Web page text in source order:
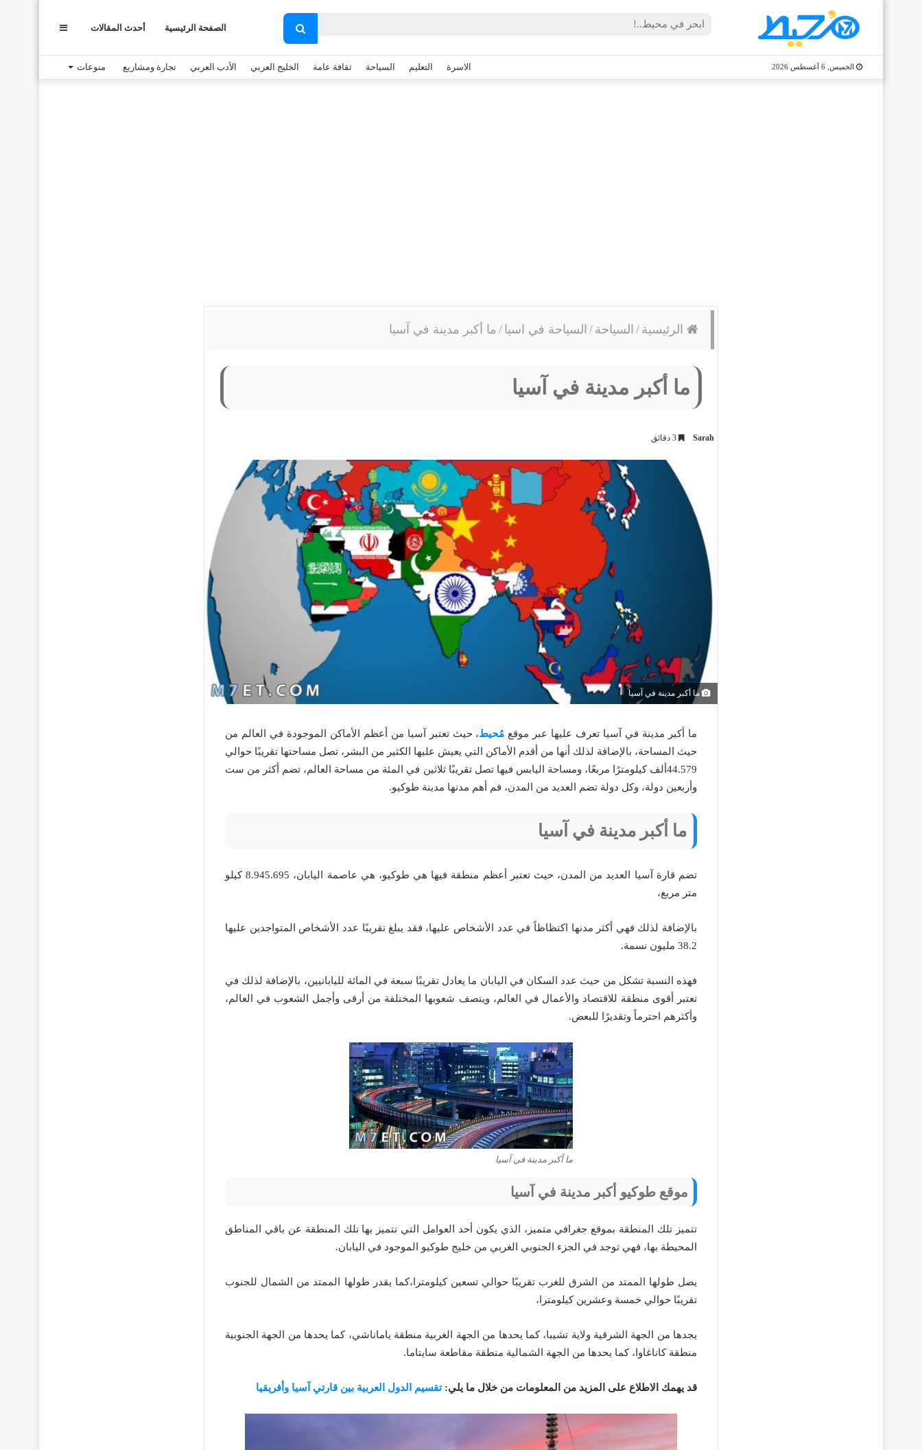
بحث
عن
الصفحة الرئيسية أحدث المقالات
الخميس, 6 أغسطس 2026 الاسرة التعليم السياحة ثقافة عامة الخليج العربي الأدب العربي تجارة ومشاريع منوعات
الرئيسية / السياحة / السياحة في اسيا / ما أكبر مدينة في آسيا
ما أكبر مدينة في آسيا
Sarah
ما أكبر مدينة في آسيا
ما أكبر مدينة في آسيا تعرف عليها عبر موقع مُحيط، حيث تعتبر آسيا من أعظم الأماكن الموجودة في العالم من
حيث المساحة، بالإضافة لذلك أنها من أقدم الأماكن التي يعيش عليها الكثير من البشر، تصل مساحتها تقريبًا حوالي
44.579ألف كيلومترًا مربعًا، ومساحة اليابس فيها تصل تقريبًا ثلاثين في المئة من مساحة العالم، تضم أكثر من ست
وأربعين دولة، وكل دولة تضم العديد من المدن، فم أهم مدنها مدينة طوكيو.
ما أكبر مدينة في آسيا
تضم قارة آسيا العديد من المدن، حيث تعتبر أعظم منطقة فيها هي طوكيو، هي عاصمة اليابان، 8.945.695 كيلو
متر مربع،
بالإضافة لذلك فهي أكثر مدنها اكتظاظاً في عدد الأشخاص عليها، فقد يبلغ تقريبًا عدد الأشخاص المتواجدين عليها
38.2 مليون نسمة.
فهذه النسبة تشكل من حيث عدد السكان في اليابان ما يعادل تقريبًا سبعة في المائة لليابانيين، بالإضافة لذلك في
تعتبر أقوى منطقة للاقتصاد والأعمال في العالم، ويتصف شعوبها المختلفة من أرقى وأجمل الشعوب في العالم،
وأكثرهم احترماً وتقديرًا للبعض.
ما أكبر مدينة في آسيا
موقع طوكيو أكبر مدينة في آسيا
تتميز تلك المنطقة بموقع جغرافي متميز، الذي يكون أحد العوامل التي تتميز بها تلك المنطقة عن باقي المناطق
المحيطة بها، فهي توجد في الجزء الجنوبي الغربي من خليج طوكيو الموجود في اليابان.
يصل طولها الممتد من الشرق للغرب تقريبًا حوالي تسعين كيلومترا،كما يقدر طولها الممتد من الشمال للجنوب
تقريبًا حوالي خمسة وعشرين كيلومترا،
يجدها من الجهة الشرقية ولاية تشيبا، كما يحدها من الجهة الغربية منطقة ياماناشي، كما يحدها من الجهة الجنوبية
منطقة كاناغاوا، كما يحدها من الجهة الشمالية منطقة مقاطعة سايتاما.
قد يهمك الاطلاع على المزيد من المعلومات من خلال ما يلي:تقسيم الدول العربية بين قارتي آسيا وأفريقيا